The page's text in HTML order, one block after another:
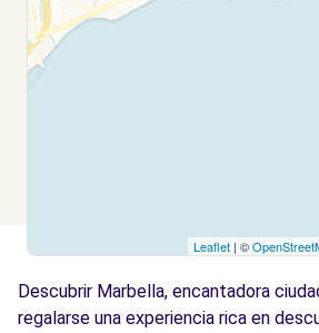
Leaflet | ©
Descubrir Marbella, encantadora
regalarse una experiencia rica en